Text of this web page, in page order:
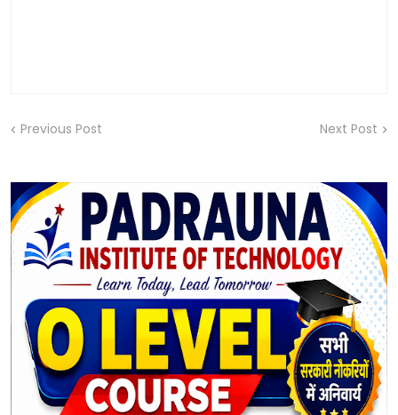
Previous Post Next Post